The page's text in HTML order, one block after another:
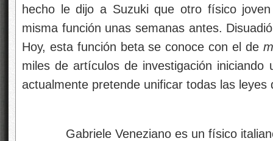
hecho le dijo a Suzuki que otro físico
misma función unas semanas antes.
Hoy, esta función beta se conoce con el de
miles de artículos de investigación
actualmente pretende unificar todas las leyes
Gabriele Veneziano es un físico